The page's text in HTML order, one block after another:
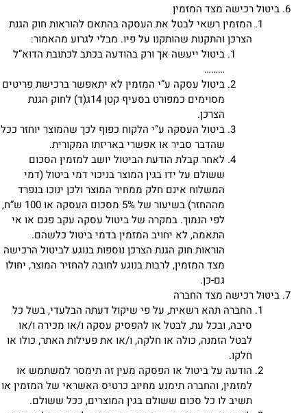
ביטול רכישה מצד המזמין
המזמין רשאי לבטל את העסקה בהתאם להוראות חוק הגנת
הצרכן והתקנות שהותקנו על פיו. מבלי לגרוע מהאמור:
ביטול ייעשה אך ורק בהודעה בכתב לכתובת הדוא”ל
………
ביטול עסקה ע”י המזמין לא יתאפשר ברכישת פריטים
מסוימים כמפורט בסעיף קטן 14ג(ד) לחוק הגנת
הצרכן.
ביטול העסקה ע”י הלקוח כפוף לכך שהמוצר יוחזר ככל
שהדבר סביר או אפשרי באריזתו המקורית.
לאחר קבלת הודעת הביטול יושב למזמין הסכום
ששולם על ידו בגין המוצר בניכוי דמי ביטול (דמי
המשלוח אינם חלק ממחיר המוצר ולכן ינוכו בנפרד
מההחזר) בשיעור של 5% מסכום העסקה או 100 ש”ח,
לפי הנמוך. במקרה של ביטול עסקה עקב פגם או אי
התאמה, לא יחויב המזמין בדמי ביטול כלשהם.
הוראות חוק הגנת הצרכן נוספות בנוגע לביטול הרכישה
מצד המזמין, לרבות בנוגע לחובה להחזיר המוצר, יחולו
גם-כן.
ביטול רכישה מצד החברה
החברה תהא רשאית, על פי שיקול דעתה הבלעדי, בשל כל
סיבה, ובכל עת, לבטל או להפסיק עסקה ו/או מכירה ו/או
לבטל הזמנה, כולה או חלקה, ו/או את פעילות האתר, כולו או
חלקו.
הודעה על ביטול או הפסקה מעין זה תימסר למשתמש או
למזמין, והחברה תימנע מחיוב כרטיס האשראי של המזמין או
תשיב לו כל סכום ששולם בגין המוצרים, ככל ששולם.